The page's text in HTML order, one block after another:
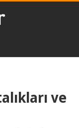
ve